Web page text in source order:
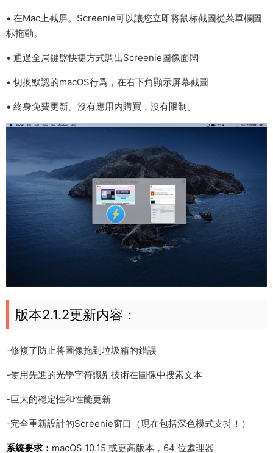
• 在Mac上截屏。Screenie可以讓您立即将鼠标截圖從菜單欄圖
标拖動。
• 通過全局鍵盤快捷方式調出Screenie圖像面闆
• 切換默認的macOS行爲，在右下角顯示屏幕截圖
• 終身免費更新。沒有應用内購買，沒有限制。
版本2.1.2更新内容：
-修複了防止将圖像拖到垃圾箱的錯誤
-使用先進的光學字符識别技術在圖像中搜索文本
-巨大的穩定性和性能更新
-完全重新設計的Screenie窗口（現在包括深色模式支持！）
系統要求： macOS 10.15 或更高版本，64 位處理器